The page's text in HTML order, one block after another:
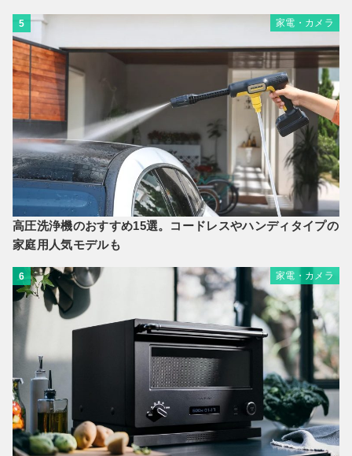
5 家電・カメラ
高圧洗浄機のおすすめ15選。コードレスやハンディタイプの
家庭用人気モデルも
6 家電・カメラ